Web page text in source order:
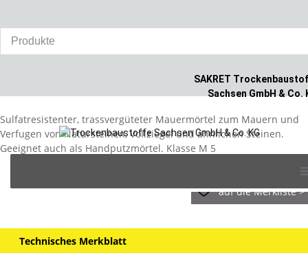
SAKRET
Sachsen GmbH & Co.
content
SAKRET Trass-Kalk-Mörtel TKM
Sulfatresistenter, trassvergüteter Mauermörtel zum Mauern und
Verfugen von Natursteinen, Vollziegel und ähnlichen Steinen.
Geeignet auch als Handputzmörtel. Klasse M 5
auf die Merkliste >
Technisches Merkblatt